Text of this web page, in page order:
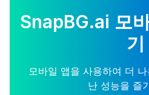
SnapBG.ai 모
기
모바일 앱을 사용하여 더
난 성능을 즐